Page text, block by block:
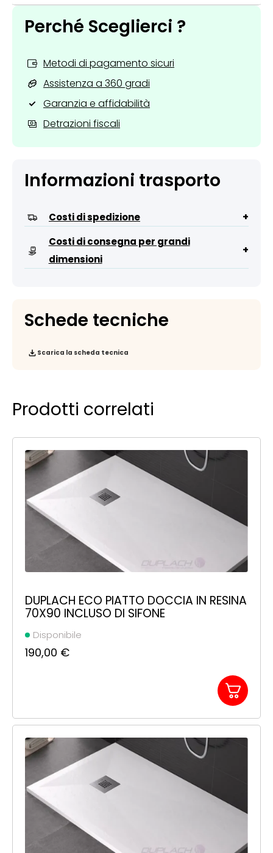
Perché Sceglierci ?
Metodi di pagamento sicuri
Assistenza a 360 gradi
Garanzia e affidabilità
Detrazioni fiscali
Informazioni trasporto
Costi di spedizione +
Costi di consegna per grandi
dimensioni
+
Schede tecniche
Scarica la scheda tecnica
Prodotti correlati
DUPLACH ECO PIATTO DOCCIA IN RESINA
70X90 INCLUSO DI SIFONE
Disponibile
190,00 €